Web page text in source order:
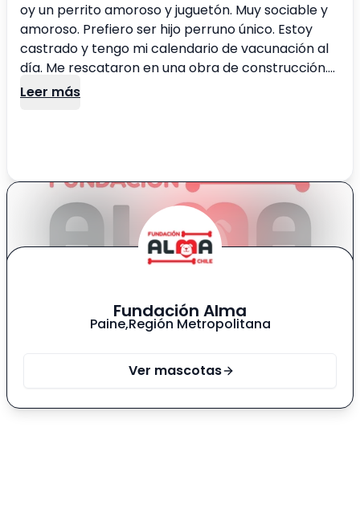
oy un perrito amoroso y juguetón. Muy sociable y
amoroso. Prefiero ser hijo perruno único. Estoy
castrado y tengo mi calendario de vacunación al
día. Me rescataron en una obra de construcción.
Adóptame y te aseguro que nos cambiamos la
Leer más
Fundación Alma
Paine,Región Metropolitana
Ver mascotas